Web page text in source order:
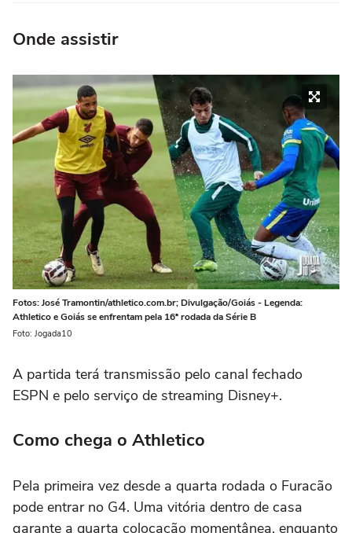
Onde assistir
Fotos: José Tramontin/athletico.com.br; Divulgação/Goiás - Legenda:
Athletico e Goiás se enfrentam pela 16ª rodada da Série B
Foto: Jogada10
A partida terá transmissão pelo canal fechado
ESPN e pelo serviço de streaming Disney+.
Como chega o Athletico
Pela primeira vez desde a quarta rodada o Furacão
pode entrar no G4. Uma vitória dentro de casa
garante a quarta colocação momentânea, enquanto